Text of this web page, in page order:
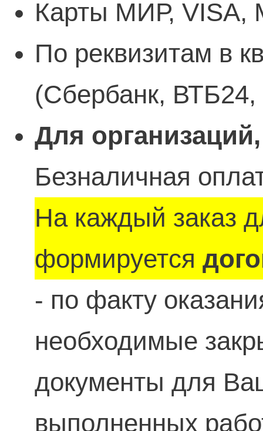
Карты МИР, VISA,
По реквизитам в
(Сбербанк,
Для
Безналичная
На каждый заказ
формируется
- по факту
необходимые
документы для
выполненных